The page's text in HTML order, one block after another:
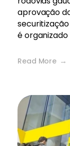
aprovação
é
Read More